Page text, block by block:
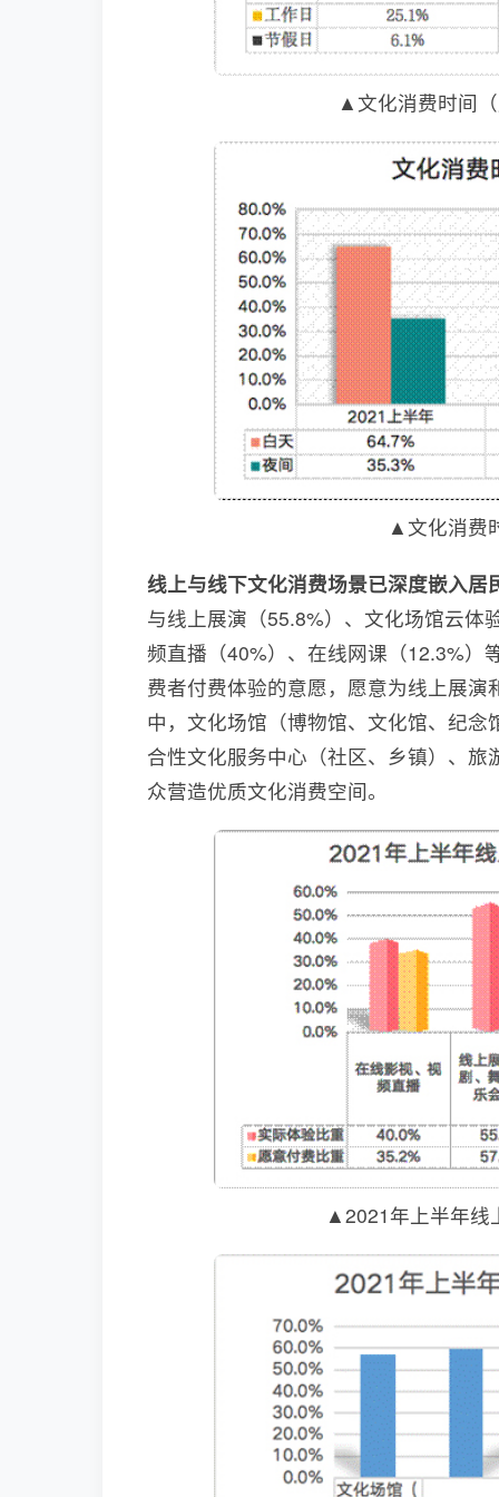
▲文化消费时间
▲文化消费
线上与线下文化消费场景已深度嵌入居
与线上展演（55.8%）、文化场馆云体
频直播（40%）、在线网课（12.3%）
费者付费体验的意愿，愿意为线上展
中，文化场馆（博物馆、文化馆、纪
合性文化服务中心（社区、乡镇）、
众营造优质文化消费空间。
▲2021年上半年线